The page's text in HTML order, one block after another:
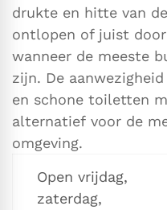
drukte en hitte van
ontlopen of juist
wanneer de meeste
zijn. De
en schone toiletten
alternatief voor de
omgeving.
Open vrijdag,
zaterdag,